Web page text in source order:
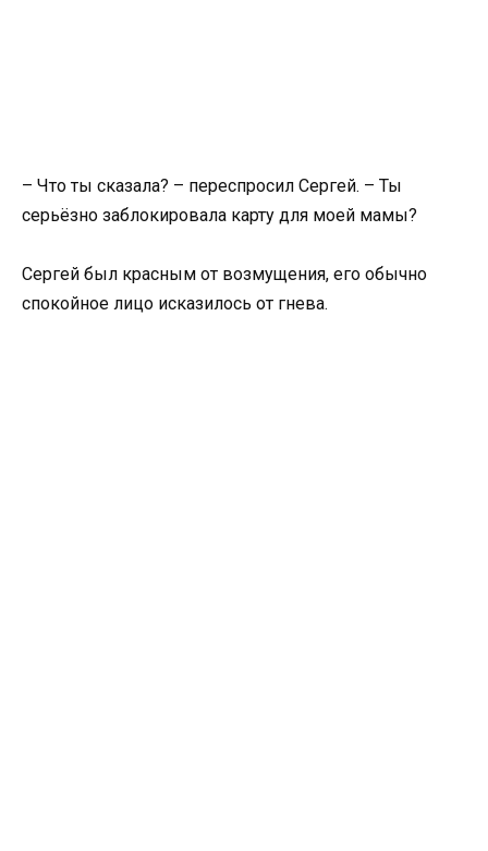
– Что ты сказала? – переспросил Сергей. – Ты
серьёзно заблокировала карту для моей мамы?
Сергей был красным от возмущения, его обычно
спокойное лицо исказилось от гнева.